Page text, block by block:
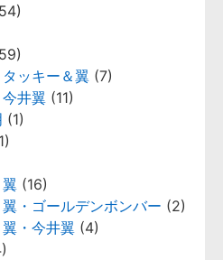
ッキー＆翼 (7)
井翼 (11)
(1)
(16)
・ゴールデンボンバー (2)
・今井翼 (4)